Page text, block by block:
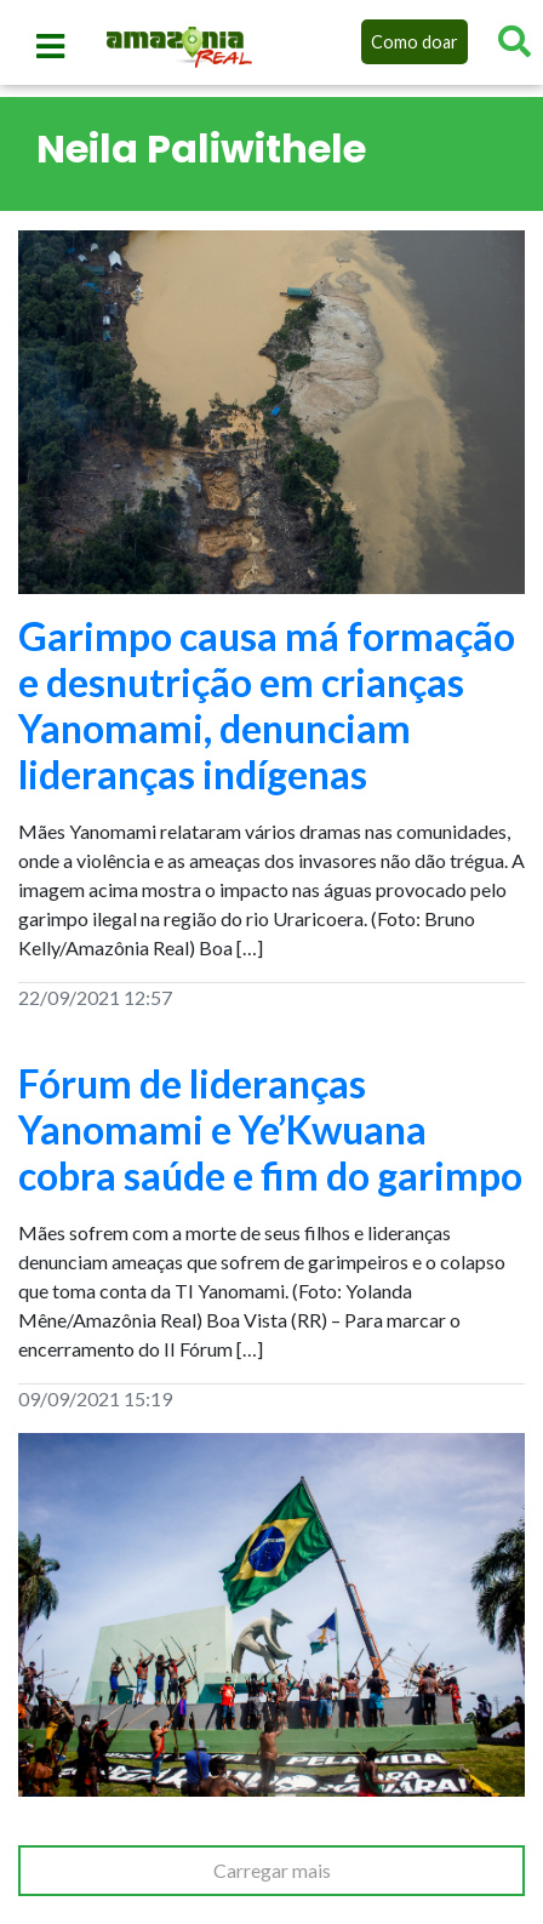
Como doar
Neila Paliwithele
Garimpo causa má formação
e desnutrição em crianças
Yanomami, denunciam
lideranças indígenas
Mães Yanomami relataram vários dramas nas comunidades,
onde a violência e as ameaças dos invasores não dão trégua. A
imagem acima mostra o impacto nas águas provocado pelo
garimpo ilegal na região do rio Uraricoera. (Foto: Bruno
Kelly/Amazônia Real) Boa […]
22/09/2021 12:57
Fórum de lideranças
Yanomami e Ye’Kwuana
cobra saúde e fim do garimpo
Mães sofrem com a morte de seus filhos e lideranças
denunciam ameaças que sofrem de garimpeiros e o colapso
que toma conta da TI Yanomami. (Foto: Yolanda
Mêne/Amazônia Real) Boa Vista (RR) – Para marcar o
encerramento do II Fórum […]
09/09/2021 15:19
Carregar mais